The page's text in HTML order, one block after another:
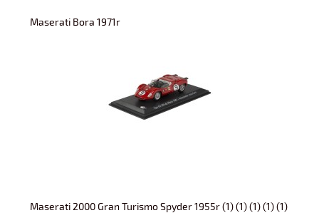
Maserati Bora 1971r
Maserati 2000 Gran Turismo Spyder 1955r (1) (1) (1) (1) (1)